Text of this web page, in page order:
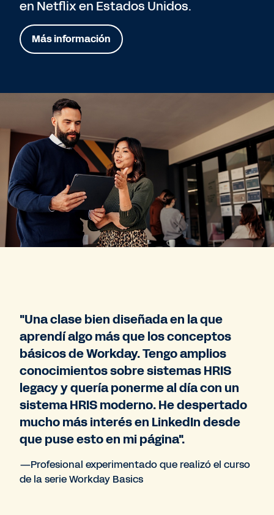
en Netflix en Estados Unidos.
Más información
"Una clase bien diseñada en la que
aprendí algo más que los conceptos
básicos de Workday. Tengo amplios
conocimientos sobre sistemas HRIS
legacy y quería ponerme al día con un
sistema HRIS moderno. He despertado
mucho más interés en LinkedIn desde
que puse esto en mi página".
—Profesional experimentado que realizó el curso
de la serie Workday Basics